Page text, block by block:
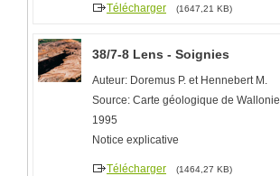
Télécharger (1647,21 KB)
38/7-8 Lens - Soignies
Auteur: Doremus P. et Hennebert M.
Source: Carte géologique de Wallonie
1995
Notice explicative
Télécharger (1464,27 KB)